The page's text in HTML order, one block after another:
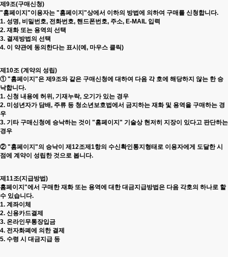
제9조(구매신청)
"홈페이지"이용자는 "홈페이지"상에서 이하의 방법에 의하여 구매를 신청합니다.
1. 성명, 비밀번호, 전화번호, 핸드폰번호, 주소, E-MAIL 입력
2. 재화 또는 용역의 선택
3. 결제방법의 선택
4. 이 약관에 동의한다는 표시(예, 마우스 클릭)
제10조 (계약의 성립)
① "홈페이지"은 제9조와 같은 구매신청에 대하여 다음 각 호에 해당하지 않는 한 승
낙합니다.
1. 신청 내용에 허위, 기재누락, 오기가 있는 경우
2. 미성년자가 담배, 주류 등 청소년보호법에서 금지하는 재화 및 용역을 구매하는 경
우
3. 기타 구매신청에 승낙하는 것이 "홈페이지" 기술상 현저히 지장이 있다고 판단하는
경우
② "홈페이지"의 승낙이 제12조제1항의 수신확인통지형태로 이용자에게 도달한 시
점에 계약이 성립한 것으로 봅니다.
제11조(지급방법)
홈페이지"에서 구매한 재화 또는 용역에 대한 대금지급방법은 다음 각호의 하나로 할
수 있습니다.
1. 계좌이체
2. 신용카드결제
3. 온라인무통장입금
4. 전자화폐에 의한 결제
5. 수령 시 대금지급 등